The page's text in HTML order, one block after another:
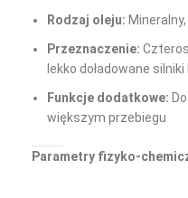
Rodzaj oleju:
Przeznaczenie:
lekko doładowane
Funkcje dodatkowe:
większym przebiegu
Parametry fizyko-